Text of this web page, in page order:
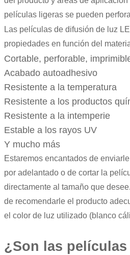
películas ligeras se pueden
Las películas de difusión de luz
propiedades en función del
Cortable, perforable,
Acabado autoadhesivo
Resistente a la temperatura
Resistente a los productos
Resistente a la intemperie
Estable a los rayos UV
Y mucho más
Estaremos encantados de
por adelantado o de cortar la
directamente al tamaño que
de recomendarle el producto
el color de luz utilizado (blanco
¿Son las películas